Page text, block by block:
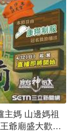
主媽 山邊媽祖
爺廟盛大歡